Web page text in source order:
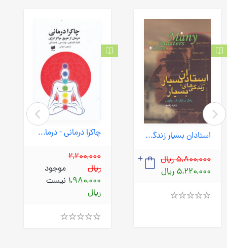
چاکرا درمانی - درمان از طریق مراکز انرژی (افکارجدید) رقعی شومیز
2,200,000
ریال
1,980,000
ریال
موجود
نیست
استادان بسیار زندگی های بسیار (صبح صادق) رقعی شومیز
5,800,000 ریال
5,220,000 ریال